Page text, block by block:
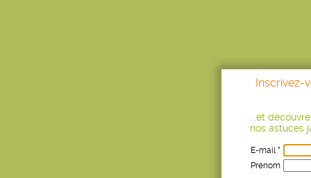
Inscrivez-
...et
nos astuces
E-mail *
Prénom